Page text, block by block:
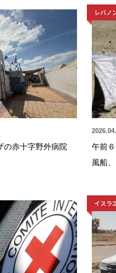
の赤十字野外病院
レバノ
午前
風船
イスラ